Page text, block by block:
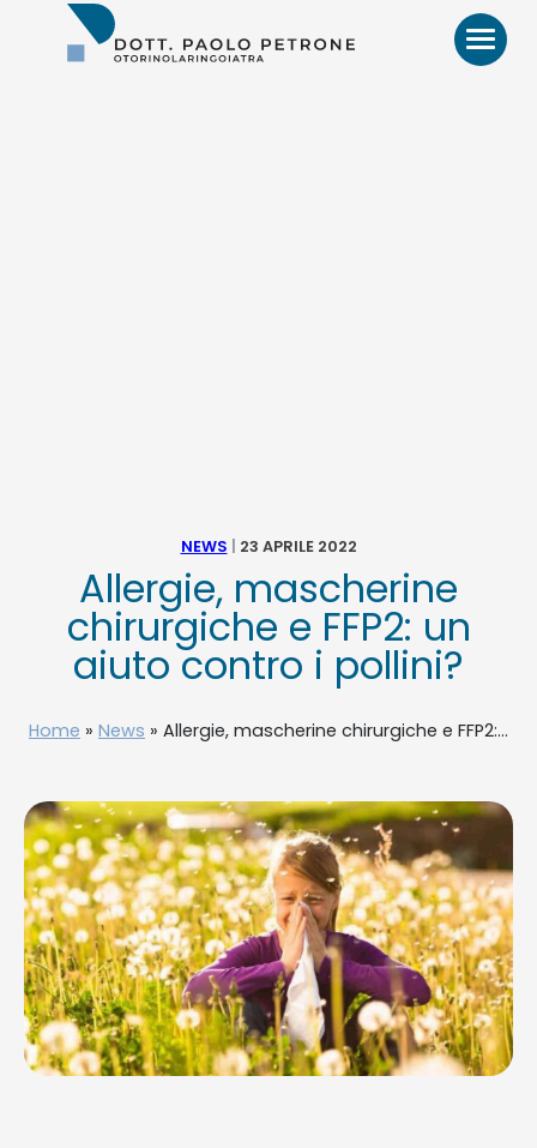
Otorino
NEWS
TELEFONO E CONTATTI
NEWS 23 APRILE 2022
Allergie, mascherine
chirurgiche e FFP2: un
aiuto contro i pollini?
Home » News » Allergie, mascherine chirurgiche e FFP2:...